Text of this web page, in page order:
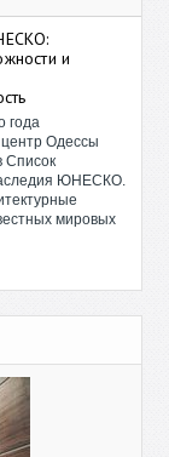
и
года
центр Одессы
Список
ЮНЕСКО.
мировых